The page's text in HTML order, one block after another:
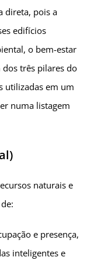
direta, pois a
edifícios
o bem-estar
dos três pilares do
utilizadas em um
numa listagem
naturais e
e presença,
inteligentes e